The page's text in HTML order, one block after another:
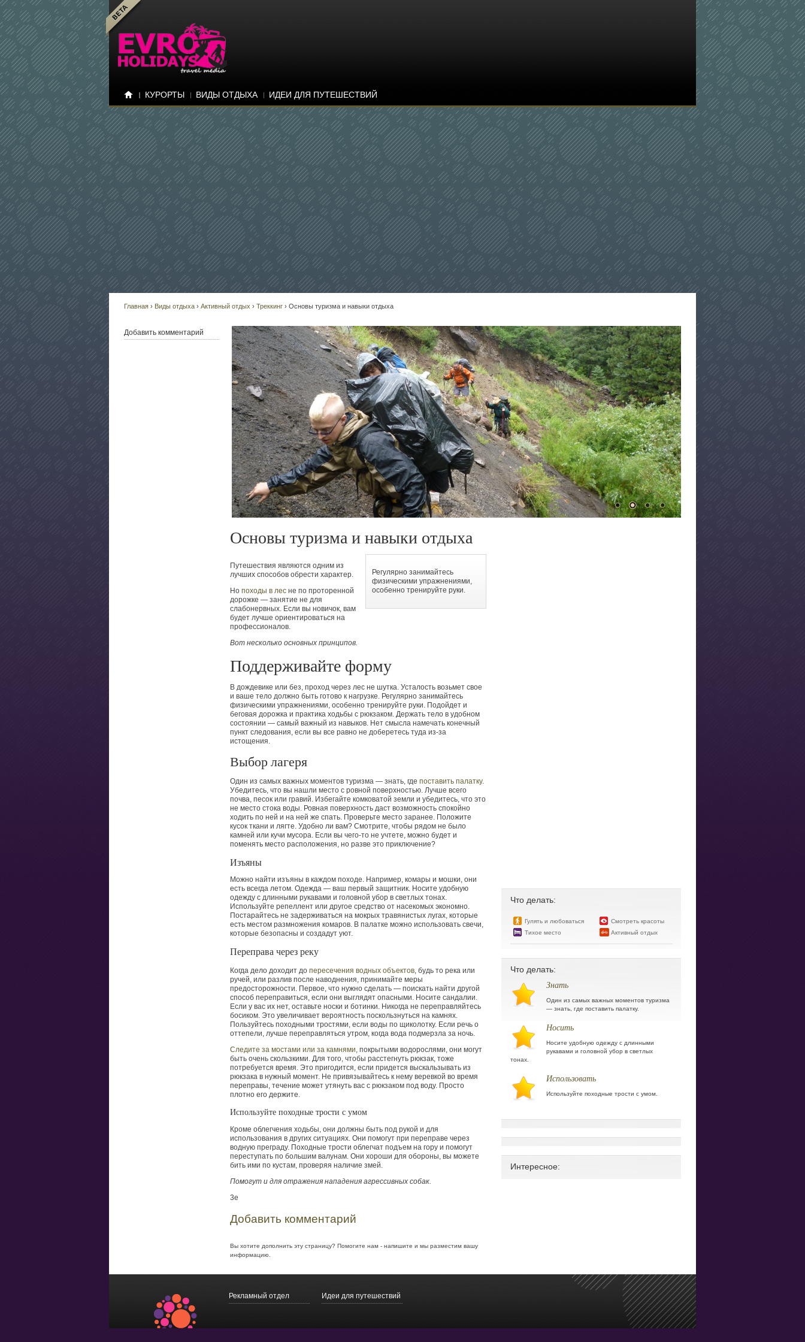
КУРОРТЫ ВИДЫ ОТДЫХА ИДЕИ ДЛЯ ПУТЕШЕСТВИЙ
Главная › Виды отдыха › Активный отдых › Треккинг › Основы туризма и навыки отдыха
Основы туризма и навыки отдыха
Регулярно занимайтесь
физическими упражнениями,
особенно тренируйте руки.
Путешествия являются одним из
лучших способов обрести характер.
Но походы в лес не по проторенной
дорожке — занятие не для
слабонервных. Если вы новичок, вам
будет лучше ориентироваться на
профессионалов.
Вот несколько основных принципов.
Поддерживайте форму
В дождевике или без, проход через лес не шутка. Усталость возьмет свое
и ваше тело должно быть готово к нагрузке. Регулярно занимайтесь
физическими упражнениями, особенно тренируйте руки. Подойдет и
беговая дорожка и практика ходьбы с рюкзаком. Держать тело в удобном
состоянии — самый важный из навыков. Нет смысла намечать конечный
пункт следования, если вы все равно не доберетесь туда из-за
истощения.
Выбор лагеря
Один из самых важных моментов туризма — знать, где поставить палатку.
Убедитесь, что вы нашли место с ровной поверхностью. Лучше всего
почва, песок или гравий. Избегайте комковатой земли и убедитесь, что это
не место стока воды. Ровная поверхность даст возможность спокойно
ходить по ней и на ней же спать. Проверьте место заранее. Положите
кусок ткани и лягте. Удобно ли вам? Смотрите, чтобы рядом не было
камней или кучи мусора. Если вы чего-то не учтете, можно будет и
поменять место расположения, но разве это приключение?
Изъяны
Можно найти изъяны в каждом походе. Например, комары и мошки, они
есть всегда летом. Одежда — ваш первый защитник. Носите удобную
одежду с длинными рукавами и головной убор в светлых тонах.
Используйте репеллент или другое средство от насекомых экономно.
Постарайтесь не задерживаться на мокрых травянистых лугах, которые
есть местом размножения комаров. В палатке можно использовать свечи,
которые безопасны и создадут уют.
Переправа через реку
Когда дело доходит до пересечения водных объектов , будь то река или
ручей, или разлив после наводнения, принимайте меры
предосторожности. Первое, что нужно сделать — поискать найти другой
способ переправиться, если они выглядят опасными. Носите сандалии.
Если у вас их нет, оставьте носки и ботинки. Никогда не переправляйтесь
босиком. Это увеличивает вероятность поскользнуться на камнях.
Пользуйтесь походными тростями, если воды по щиколотку. Если речь о
оттепели, лучше переправляться утром, когда вода подмерзла за ночь.
Следите за мостами или за камнями , покрытыми водорослями, они могут
быть очень скользкими. Для того, чтобы расстегнуть рюкзак, тоже
потребуется время. Это пригодится, если придется выскальзывать из
рюкзака в нужный момент. Не привязывайтесь к нему веревкой во время
переправы, течение может утянуть вас с рюкзаком под воду. Просто
плотно его держите.
Используйте походные трости с умом
Кроме облегчения ходьбы, они должны быть под рукой и для
использования в других ситуациях. Они помогут при переправе через
водную преграду. Походные трости облегчат подъем на гору и помогут
переступать по большим валунам. Они хороши для обороны, вы можете
бить ими по кустам, проверяя наличие змей.
Помогут и для отражения нападения агрессивных собак.
3e
Добавить комментарий
Вы хотите дополнить эту страницу? Помогите нам - напишите и мы разместим вашу
информацию.
Добавить комментарий
Что делать:
Гулять и любоваться
Смотреть красоты
Тихое место
Активный отдых
Что делать:
Знать
Один из самых важных моментов туризма
— знать, где поставить палатку.
Носить
Носите удобную одежду с длинными
рукавами и головной убор в светлых
тонах.
Использовать
Используйте походные трости с умом.
Интересное:
Рекламный отдел Идеи для путешествий